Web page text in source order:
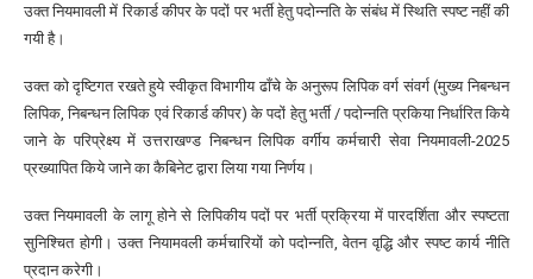
उक्त नियमावली में रिकार्ड कीपर के पदों पर भर्ती हेतु पदोन्नति के संबंध में स्थिति स्पष्ट नहीं की
गयी है।
उक्त को दृष्टिगत रखते हुये स्वीकृत विभागीय ढाँचे के अनुरूप लिपिक वर्ग संवर्ग (मुख्य निबन्धन
लिपिक, निबन्धन लिपिक एवं रिकार्ड कीपर) के पदों हेतु भर्ती / पदोन्नति प्रकिया निर्धारित किये
जाने के परिप्रेक्ष्य में उत्तराखण्ड निबन्धन लिपिक वर्गीय कर्मचारी सेवा नियमावली-2025
प्रख्यापित किये जाने का कैबिनेट द्वारा लिया गया निर्णय।
उक्त नियमावली के लागू होने से लिपिकीय पदों पर भर्ती प्रक्रिया में पारदर्शिता और स्पष्टता
सुनिश्चित होगी। उक्त नियामवली कर्मचारियों को पदोन्नति, वेतन वृद्धि और स्पष्ट कार्य नीति
प्रदान करेगी।